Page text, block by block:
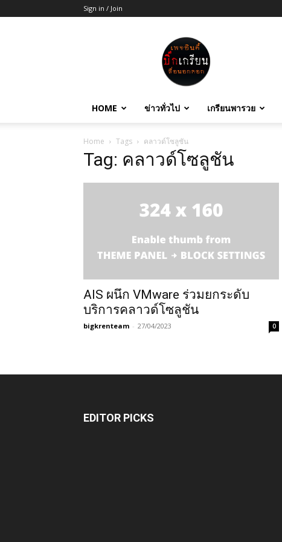
Sign in / Join
บิ๊ก
เกรียน
HOME ข่าวทั่วไป เกรียนพารวย
Home Tags คลาวด์โซลูชัน
Tag: คลาวด์โซลูชัน
AIS ผนึก VMware ร่วมยกระดับ
บริการคลาวด์โซลูชัน
bigkrenteam - 27/04/2023 0
EDITOR PICKS